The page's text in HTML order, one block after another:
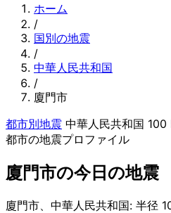
ホーム
/
国別の地震
/
中華人民共和国
/
廈門市
都市別地震 中華人民共和国 100
都市の地震プロファイル
廈門市の今日の地震
廈門市、中華人民共和国: 半径